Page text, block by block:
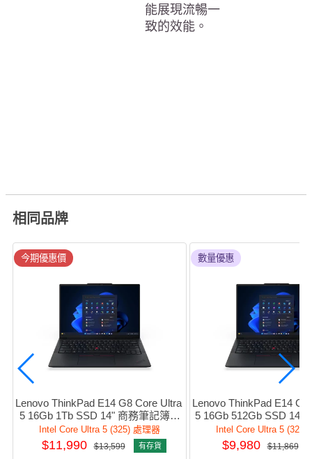
能展現流暢一
致的效能。
相同品牌
今期優惠價
Lenovo ThinkPad E14 G8 Core Ultra
5 16Gb 1Tb SSD 14" 商務筆記簿型
電腦 #21Y6S00100
Intel Core Ultra 5 (325) 處理器
$11,990 $13,599 有存貨
數量優惠
Lenovo ThinkPad E14
5 16Gb 512Gb SSD 14"
型電腦
Intel Core Ultra 5 (325)
$9,980 $11,869